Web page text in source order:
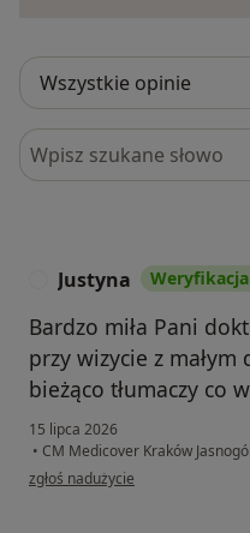
Szukaj w opiniach
Justyna
Bardzo miła Pani
przy wizycie z małym
bieżąco tłumaczy co
15 lipca 2026
• CM Medicover Kraków
w opinii użytkownika Justyna
zgłoś nadużycie